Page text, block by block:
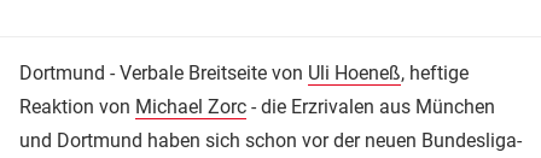
Dortmund - Verbale Breitseite von Uli Hoeneß, heftige
Reaktion von Michael Zorc - die Erzrivalen aus München
und Dortmund haben sich schon vor der neuen Bundesliga-